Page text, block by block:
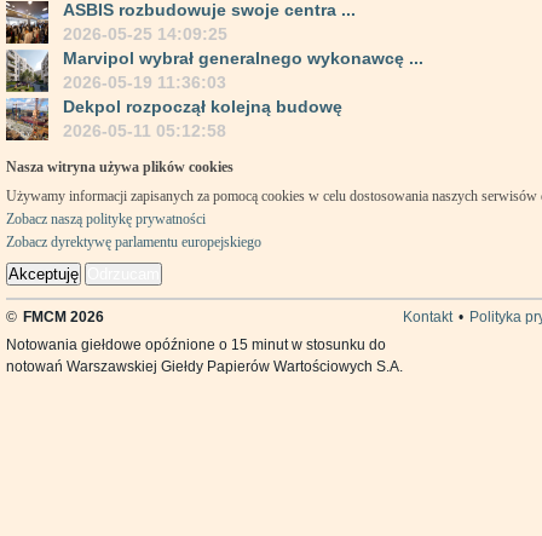
ASBIS rozbudowuje swoje centra ...
2026-05-25 14:09:25
Marvipol wybrał generalnego wykonawcę ...
2026-05-19 11:36:03
Dekpol rozpoczął kolejną budowę
2026-05-11 05:12:58
Nasza witryna używa plików cookies
Używamy informacji zapisanych za pomocą cookies w celu dostosowania naszych
Zobacz naszą politykę prywatności
Zobacz dyrektywę parlamentu europejskiego
Akceptuję
© FMCM 2026 Kontakt • Polityka
Notowania giełdowe opóźnione o 15 minut w stosunku do
notowań Warszawskiej Giełdy Papierów Wartościowych S.A.